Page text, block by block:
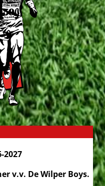
2027
v.v. De Wilper Boys.